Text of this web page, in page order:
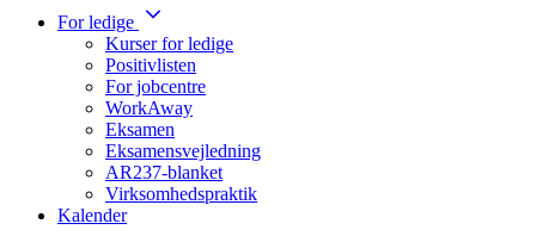
For ledige
Kurser for ledige
Positivlisten
For jobcentre
WorkAway
Eksamen
Eksamensvejledning
AR237-blanket
Virksomhedspraktik
Kalender